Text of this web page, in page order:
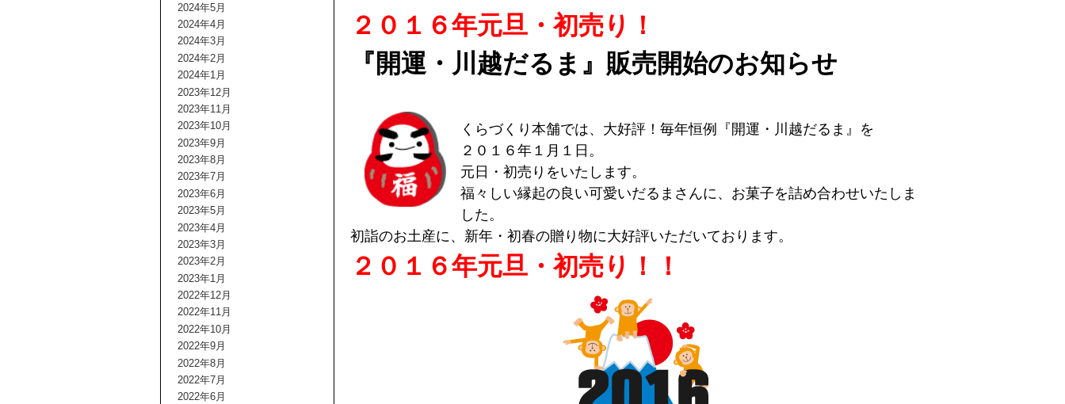
2024年5月
2024年4月
2024年3月
2024年2月
2024年1月
2023年12月
2023年11月
2023年10月
2023年9月
2023年8月
2023年7月
2023年6月
2023年5月
2023年4月
2023年3月
2023年2月
2023年1月
2022年12月
2022年11月
2022年10月
2022年9月
2022年8月
2022年7月
2022年6月
２０１６年元旦・初売り！
『開運・川越だるま』販売開始のお知らせ
くらづくり本舗では、大好評！毎年恒例『開運・川越だるま』を
２０１６年１月１日。
元日・初売りをいたします。
福々しい縁起の良い可愛いだるまさんに、お菓子を詰め合わせいたしま
した。
初詣のお土産に、新年・初春の贈り物に大好評いただいております。
２０１６年元旦・初売り！！